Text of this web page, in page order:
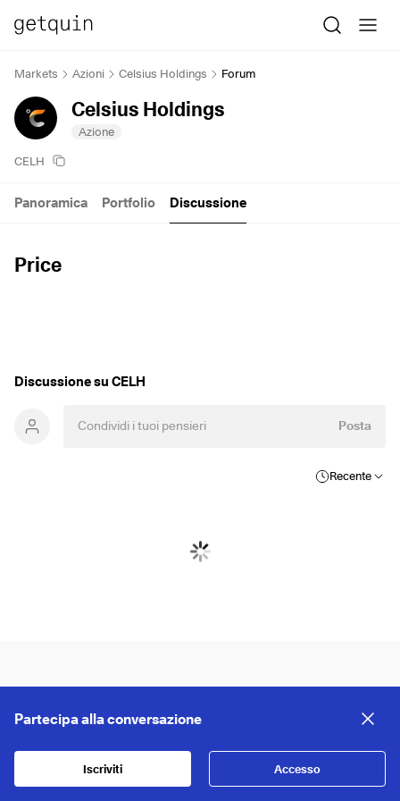
Markets Azioni Celsius Holdings Forum
Celsius Holdings
Azione
CELH
Price
Panoramica Portfolio Discussione
Discussione su CELH
Posta
Recente
Partecipa alla conversazione
Iscriviti Accesso